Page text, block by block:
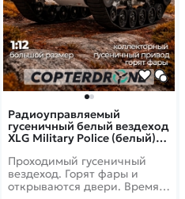
Радиоуправляемый
гусеничный белый вездеход
XLG Military Police (белый)
G2061-WHITE
Проходимый гусеничный
вездеход. Горят фары и
открываются двери. Время